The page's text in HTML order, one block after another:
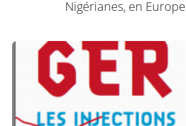
Nigérianes, en